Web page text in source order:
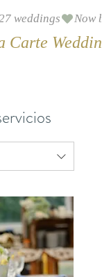
weddings